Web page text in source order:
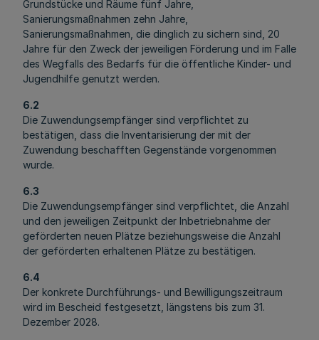
Grundstücke und Räume fünf Jahre,
Sanierungsmaßnahmen zehn Jahre,
Sanierungsmaßnahmen, die dinglich zu sichern sind, 20
Jahre für den Zweck der jeweiligen Förderung und im Falle
des Wegfalls des Bedarfs für die öffentliche Kinder- und
Jugendhilfe genutzt werden.
6.2
Die Zuwendungsempfänger sind verpflichtet zu
bestätigen, dass die Inventarisierung der mit der
Zuwendung beschafften Gegenstände vorgenommen
wurde.
6.3
Die Zuwendungsempfänger sind verpflichtet, die Anzahl
und den jeweiligen Zeitpunkt der Inbetriebnahme der
geförderten neuen Plätze beziehungsweise die Anzahl
der geförderten erhaltenen Plätze zu bestätigen.
6.4
Der konkrete Durchführungs- und Bewilligungszeitraum
wird im Bescheid festgesetzt, längstens bis zum 31.
Dezember 2028.